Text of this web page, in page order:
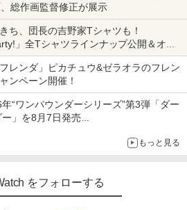
総作画監督修正が展示
ち、団長の吉野家Tシャツも！
」全Tシャツラインナップ公開＆オン
レンダ」ピカチュウ&ゼラオラのフレン
ンペーン開催！
“ワンパウンダーシリーズ”第3弾「ダー
」を8月7日発売
もっと見る
をフォローする